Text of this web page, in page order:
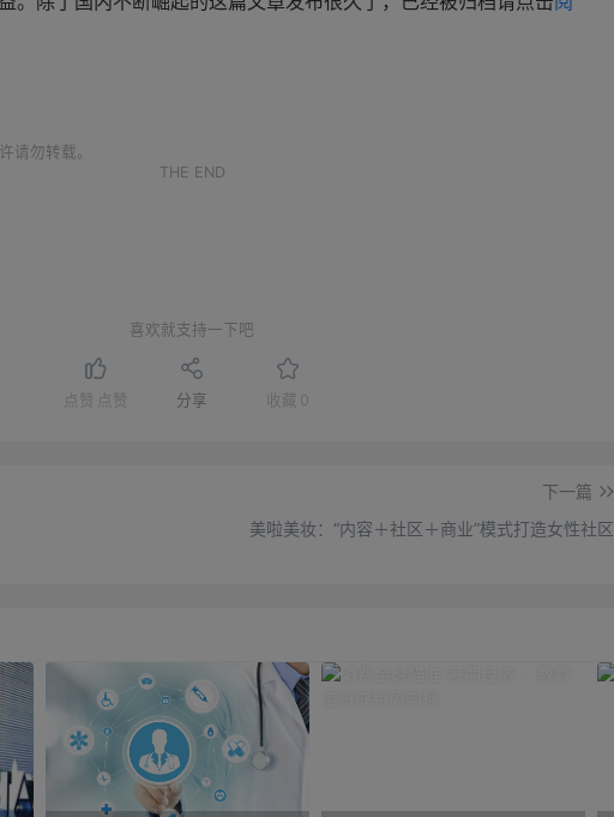
请勿转载。
THE END
喜欢就支持一下吧
点赞 点赞 分享 收藏 0
下一篇
美啦美妆：“内容＋社区＋商业”模式打造女性社区